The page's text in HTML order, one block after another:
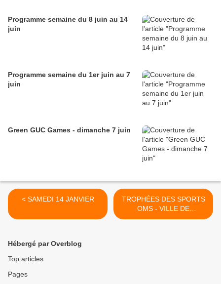
Programme semaine du 8 juin au 14
juin
Programme semaine du 1er juin au 7
juin
Green GUC Games - dimanche 7 juin
< SAMEDI 14 JANVIER
TROPHÉES DES SPORTS
OMS - VILLE DE
GRENOBLE ​ ​2017 >
Hébergé par Overblog
Top articles
Pages